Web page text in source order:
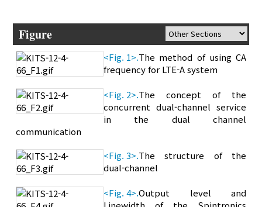
Figure
<Fig. 1>.The method of using CA
frequency for LTE-A system
<Fig. 2>.The concept of the
concurrent dual-channel service
in the dual channel
communication
<Fig. 3>.The structure of the
dual-channel
<Fig. 4>.Output level and